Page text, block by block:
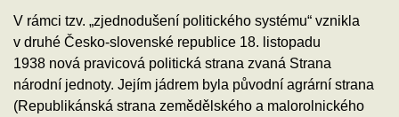
V rámci tzv. „zjednodušení politického systému“ vznikla
v druhé Česko-slovenské republice 18. listopadu
1938 nová pravicová politická strana zvaná Strana
národní jednoty. Jejím jádrem byla původní agrární strana
(Republikánská strana zemědělského a malorolnického